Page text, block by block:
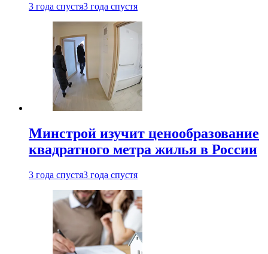
3 года спустя3 года спустя
Минстрой изучит ценообразование
квадратного метра жилья в России
3 года спустя3 года спустя